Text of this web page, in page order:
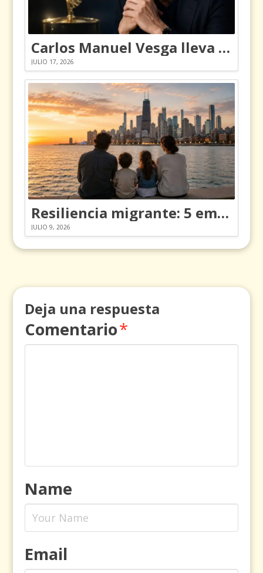
Carlos Manuel Vesga lleva el nombre de Colombia a los Emmy
JULIO 17, 2026
Resiliencia migrante: 5 emociones y cómo gestionarlas
JULIO 9, 2026
Deja una respuesta
Comentario*
Name
Email